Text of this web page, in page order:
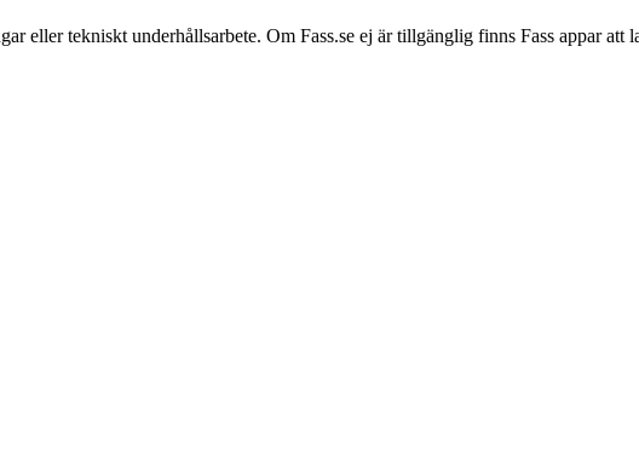
eller tekniskt underhållsarbete. Om Fass.se ej är tillgänglig finns Fass appar att